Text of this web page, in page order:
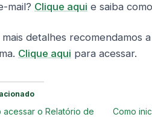
mail? Clique aqui e saiba
mais detalhes recomendamos
Clique aqui para acessar.
acessar o Relatório de
Como